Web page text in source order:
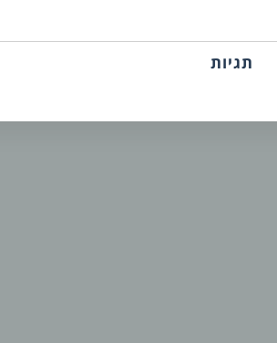
תגיות